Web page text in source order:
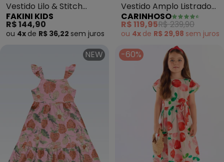
Vestido Lilo & Stitch
(Roxo)
FAKINI KIDS
R$ 144,90
ou 4x de R$ 36,22 sem juros
Vestido Amplo Listrado
com Lurex (Rosa)
CARINHOSO
R$ 119,95R$ 239,90
ou 4x de R$ 29,98 sem juros
NEW -60%